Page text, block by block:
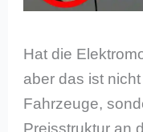
Hat die
aber das ist
Fahrzeuge,
Preisstruktur an